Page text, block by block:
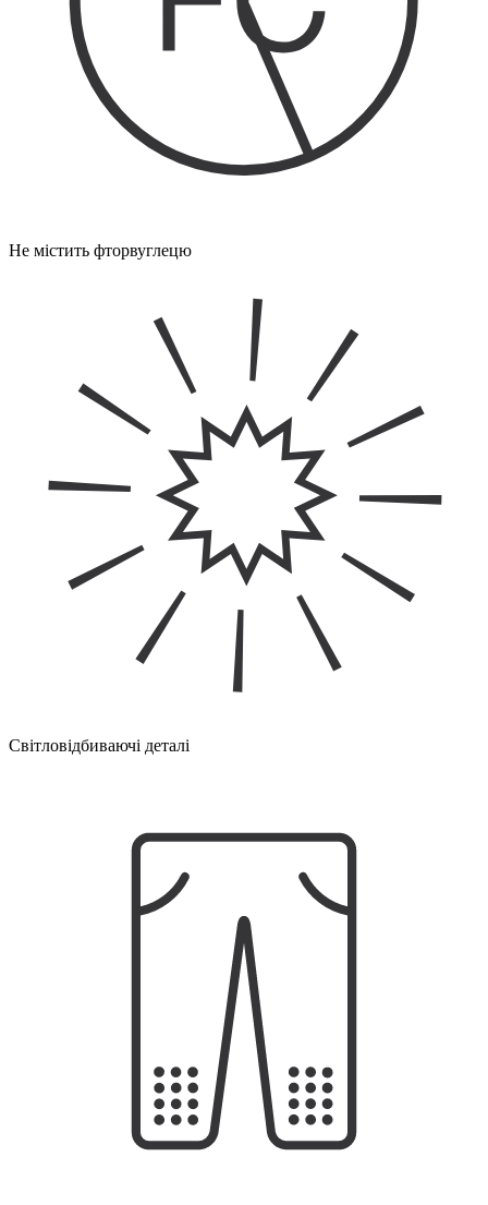
Не містить фторвуглецю
Світловідбиваючі деталі